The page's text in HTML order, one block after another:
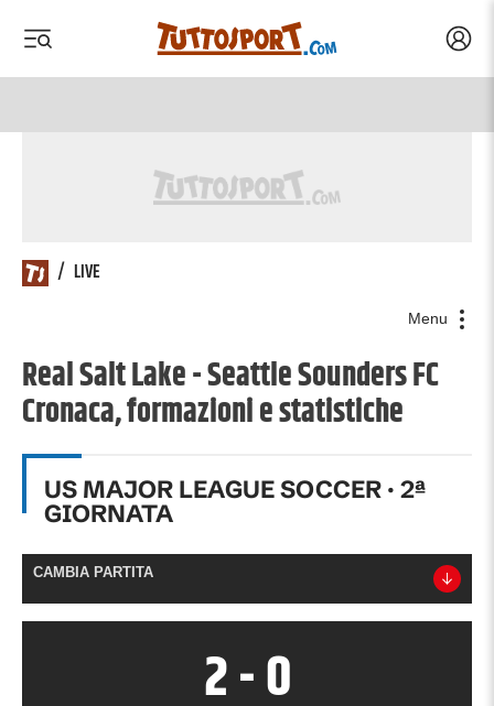
/ LIVE
Menu
Real Salt Lake - Seattle Sounders FC
Cronaca, formazioni e statistiche
US MAJOR LEAGUE SOCCER · 2ª
GIORNATA
CAMBIA PARTITA
2-0